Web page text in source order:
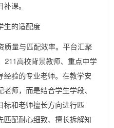
课。
生的适配度
质量与匹配效率。平台汇聚
211高校背景教师、重点中学
验的专业老师。在教学安
师，而是结合学生学段、
标和老师擅长方向进行匹
配耐心细致、擅长拆解知